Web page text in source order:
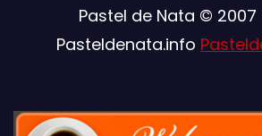
Pastel de Nata © 2007
Pasteldenata.info